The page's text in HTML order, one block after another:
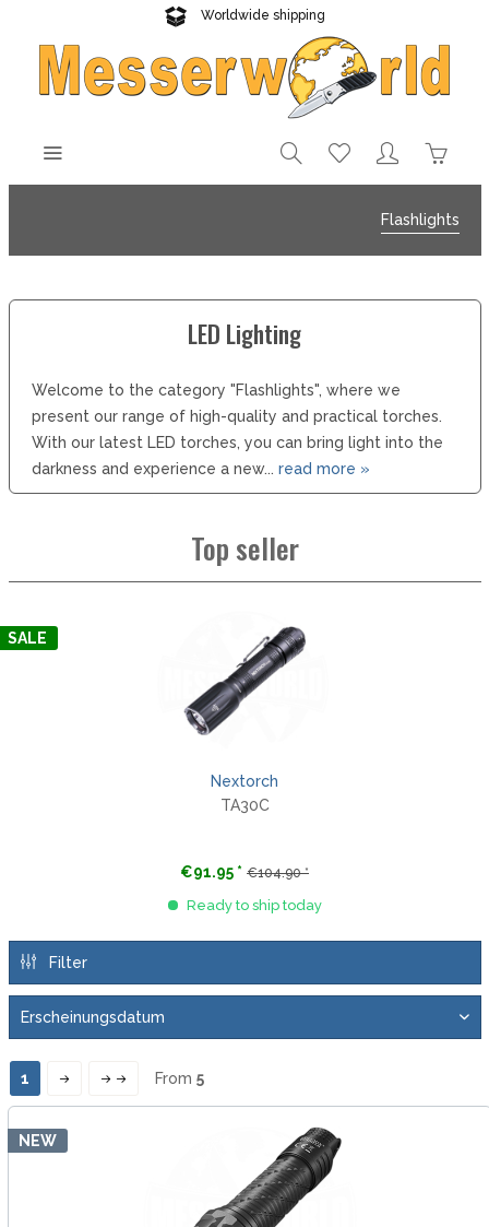
Worldwide shipping
Reliable delivery
Flashlights
LED Lighting
Welcome to the category "Flashlights", where we
present our range of high-quality and practical torches.
With our latest LED torches, you can bring light into the
darkness and experience a new... read more »
Top seller
SALE
Nextorch
TA30C
€91.95 * €104.90 *
Ready to ship today
Filter
1 From 5
NEW